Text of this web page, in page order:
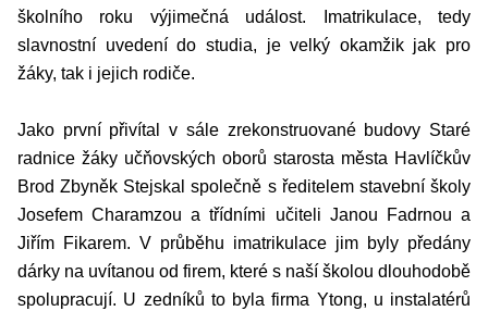
školního roku výjimečná událost. Imatrikulace, tedy
slavnostní uvedení do studia, je velký okamžik jak pro
žáky, tak i jejich rodiče.
Jako první přivítal v sále zrekonstruované budovy Staré
radnice žáky učňovských oborů starosta města Havlíčkův
Brod Zbyněk Stejskal společně s ředitelem stavební školy
Josefem Charamzou a třídními učiteli Janou Fadrnou a
Jiřím Fikarem. V průběhu imatrikulace jim byly předány
dárky na uvítanou od firem, které s naší školou dlouhodobě
spolupracují. U zedníků to byla firma Ytong, u instalatérů